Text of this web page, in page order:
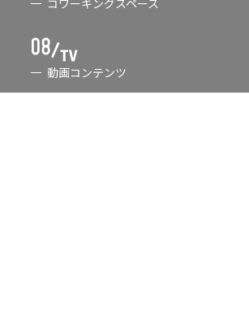
コワーキングスペース
動画コンテンツ